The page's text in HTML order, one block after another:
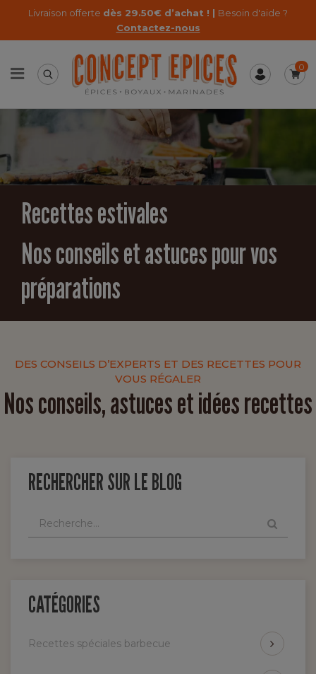
Livraison offerte dès 29.50€ d’achat ! | Besoin d'aide ?
Contactez-nous
0
Recettes estivales
Nos conseils et astuces pour vos
préparations
DES CONSEILS D’EXPERTS ET DES RECETTES POUR
VOUS RÉGALER
Nos conseils, astuces et idées recettes
RECHERCHER SUR LE BLOG
CATÉGORIES
Recettes spéciales barbecue